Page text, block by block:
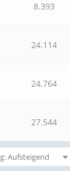
8.393
24.114
24.764
27.544